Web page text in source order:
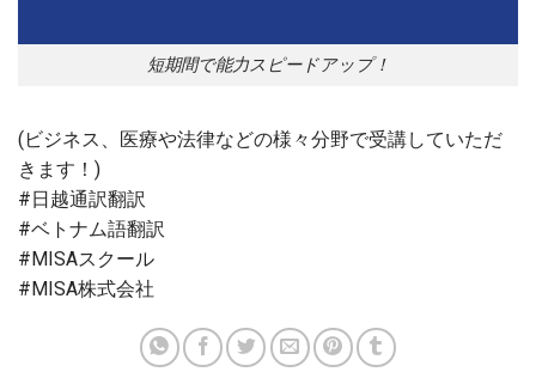
短期間で能力スピードアップ！
(ビジネス、医療や法律などの様々分野で受講していただ
きます！)
#日越通訳翻訳
#ベトナム語翻訳
#MISAスクール
#MISA株式会社